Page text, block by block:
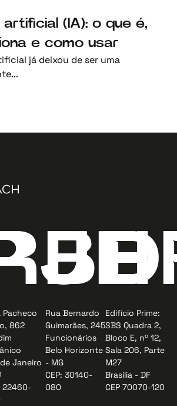
artificial (IA): o que é,
e como usar
já deixou de ser uma
Pacheco
862
Janeiro
22460-
BH
Rua Bernardo
Guimarães, 245
Funcionários
Belo Horizonte
- MG
CEP: 30140-
080
Edifício Prime:
SBS Quadra 2,
Bloco E, nº 12,
Sala 206, Parte
M27
Brasília - DF
CEP 70070-120